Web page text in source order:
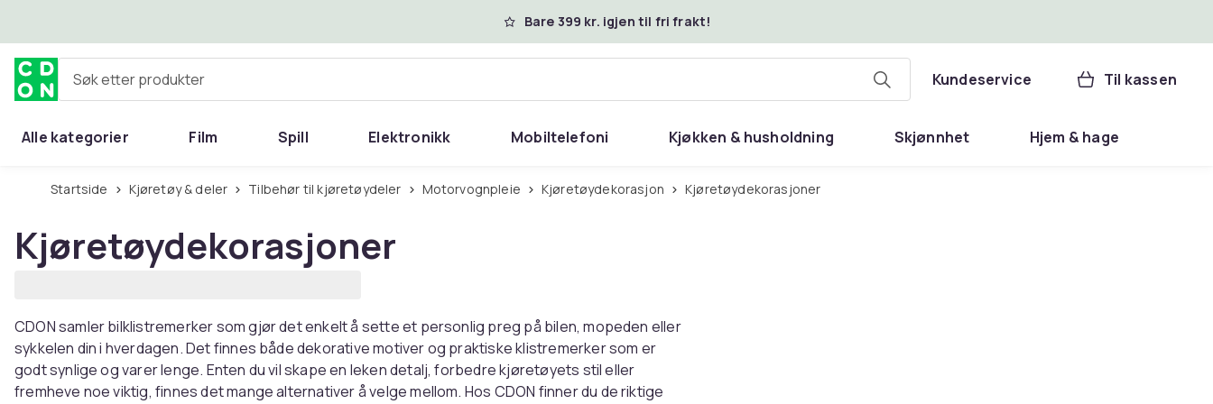
Bare 399 kr. igjen til fri frakt!
Søk etter produkter Kundeservice Til kassen
Alle kategorier Film Spill Elektronikk Mobiltelefoni Kjøkken & husholdning Skjønnhet Hjem & hage
Startside Kjøretøy & deler Tilbehør til kjøretøydeler Motorvognpleie Kjøretøydekorasjon Kjøretøydekorasjoner
Kjøretøydekorasjoner
CDON samler bilklistremerker som gjør det enkelt å sette et personlig preg på bilen, mopeden eller
sykkelen din i hverdagen. Det finnes både dekorative motiver og praktiske klistremerker som er
godt synlige og varer lenge. Enten du vil skape en leken detalj, forbedre kjøretøyets stil eller
fremheve noe viktig, finnes det mange alternativer å velge mellom. Hos CDON finner du de riktige